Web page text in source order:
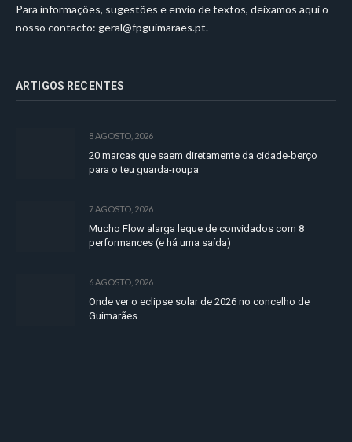
Para informações, sugestões e envio de textos, deixamos aqui o
nosso contacto: geral@fpguimaraes.pt.
ARTIGOS RECENTES
8 AGOSTO, 2026
20 marcas que saem diretamente da cidade-berço
para o teu guarda-roupa
7 AGOSTO, 2026
Mucho Flow alarga leque de convidados com 8
performances (e há uma saída)
6 AGOSTO, 2026
Onde ver o eclipse solar de 2026 no concelho de
Guimarães